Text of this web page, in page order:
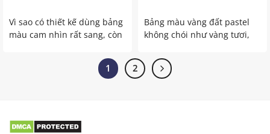
Vì sao có thiết kế dùng bảng
màu cam nhìn rất sang, còn
Bảng màu vàng đất pastel
không chói như vàng tươi,
1 2